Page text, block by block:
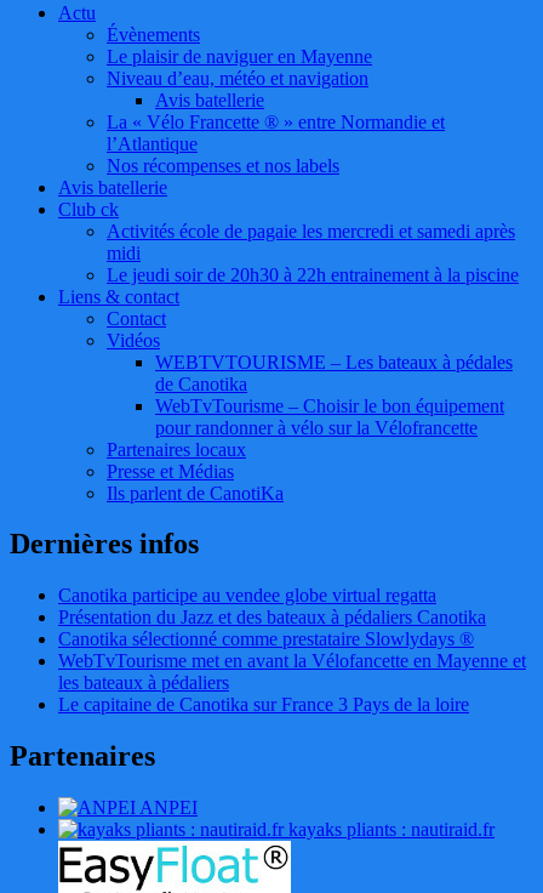
Actu
Évènements
Le plaisir de naviguer en Mayenne
Niveau d’eau, météo et navigation
Avis batellerie
La « Vélo Francette ® » entre Normandie et
l’Atlantique
Nos récompenses et nos labels
Avis batellerie
Club ck
Activités école de pagaie les mercredi et samedi après
midi
Le jeudi soir de 20h30 à 22h entrainement à la piscine
Liens & contact
Contact
Vidéos
WEBTVTOURISME – Les bateaux à pédales
de Canotika
WebTvTourisme – Choisir le bon équipement
pour randonner à vélo sur la Vélofrancette
Partenaires locaux
Presse et Médias
Ils parlent de CanotiKa
Dernières infos
Canotika participe au vendee globe virtual regatta
Présentation du Jazz et des bateaux à pédaliers Canotika
Canotika sélectionné comme prestataire Slowlydays ®
WebTvTourisme met en avant la Vélofancette en Mayenne et
les bateaux à pédaliers
Le capitaine de Canotika sur France 3 Pays de la loire
Partenaires
ANPEI
kayaks pliants : nautiraid.fr